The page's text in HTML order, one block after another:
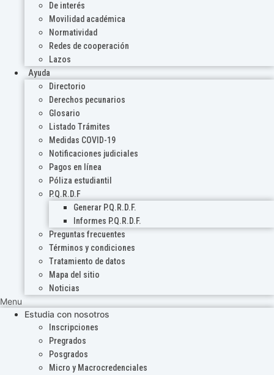
De interés
Movilidad académica
Normatividad
Redes de cooperación
Lazos
Ayuda
Directorio
Derechos pecunarios
Glosario
Listado Trámites
Medidas COVID-19
Notificaciones judiciales
Pagos en línea
Póliza estudiantil
P.Q.R.D.F
Generar P.Q.R.D.F.
Informes P.Q.R.D.F.
Preguntas frecuentes
Términos y condiciones
Tratamiento de datos
Mapa del sitio
Noticias
Menu
Estudia con nosotros
Inscripciones
Pregrados
Posgrados
Micro y Macrocredenciales